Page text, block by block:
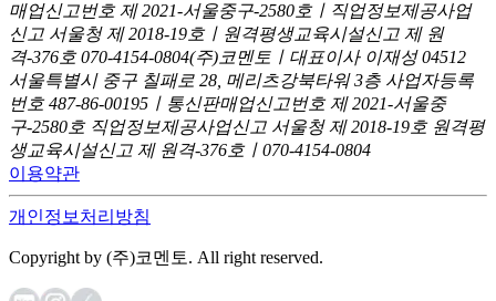
매업신고번호 제 2021-서울중구-2580호ㅣ직업정보제공사업
신고 서울청 제 2018-19호ㅣ원격평생교육시설신고 제 원
격-376호 070-4154-0804(주)코멘토ㅣ대표이사 이재성 04512
서울특별시 중구 칠패로 28, 메리츠강북타워 3층 사업자등록
번호 487-86-00195ㅣ통신판매업신고번호 제 2021-서울중
구-2580호 직업정보제공사업신고 서울청 제 2018-19호 원격평
생교육시설신고 제 원격-376호ㅣ070-4154-0804
이용약관
개인정보처리방침
Copyright by (주)코멘토. All right reserved.